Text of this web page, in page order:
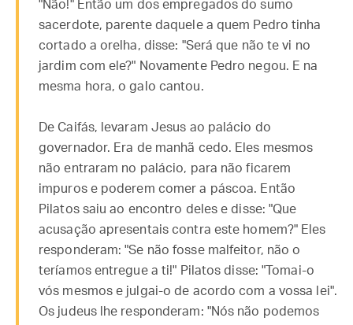
"Não!" Então um dos empregados do sumo
sacerdote, parente daquele a quem Pedro tinha
cortado a orelha, disse: "Será que não te vi no
jardim com ele?" Novamente Pedro negou. E na
mesma hora, o galo cantou.
De Caifás, levaram Jesus ao palácio do
governador. Era de manhã cedo. Eles mesmos
não entraram no palácio, para não ficarem
impuros e poderem comer a páscoa. Então
Pilatos saiu ao encontro deles e disse: "Que
acusação apresentais contra este homem?" Eles
responderam: "Se não fosse malfeitor, não o
teríamos entregue a ti!" Pilatos disse: "Tomai-o
vós mesmos e julgai-o de acordo com a vossa lei".
Os judeus lhe responderam: "Nós não podemos